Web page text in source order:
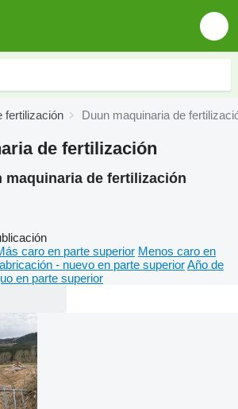
fertilización Duun maquinaria de
de fertilización
maquinaria de fertilización
caro en parte superior Menos caro en
- nuevo en parte superiorAño de
en parte superior